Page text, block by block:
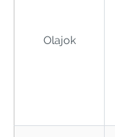
Olajok